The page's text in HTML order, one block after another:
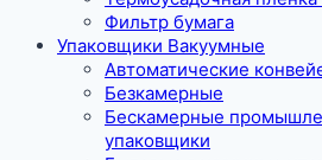
Фильтр бумага
Упаковщики Вакуумные
Автоматические
Безкамерные
Бескамерные
упаковщики